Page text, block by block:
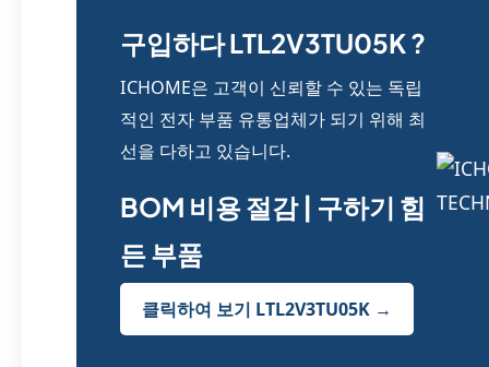
구입하다 LTL2V3TU05K ?
ICHOME은 고객이 신뢰할 수 있는 독립
적인 전자 부품 유통업체가 되기 위해 최
선을 다하고 있습니다.
BOM 비용 절감 | 구하기 힘
든 부품
클릭하여 보기 LTL2V3TU05K →